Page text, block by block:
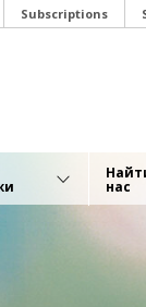
Subscriptions
нас